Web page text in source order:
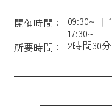
開催時間： 09:30~
17:30~
所要時間：
2時間30分